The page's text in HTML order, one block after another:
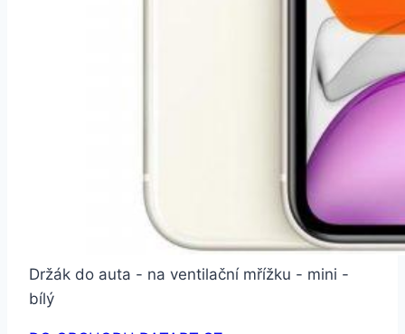
Držák do auta - na ventilační mřížku - mini -
bílý